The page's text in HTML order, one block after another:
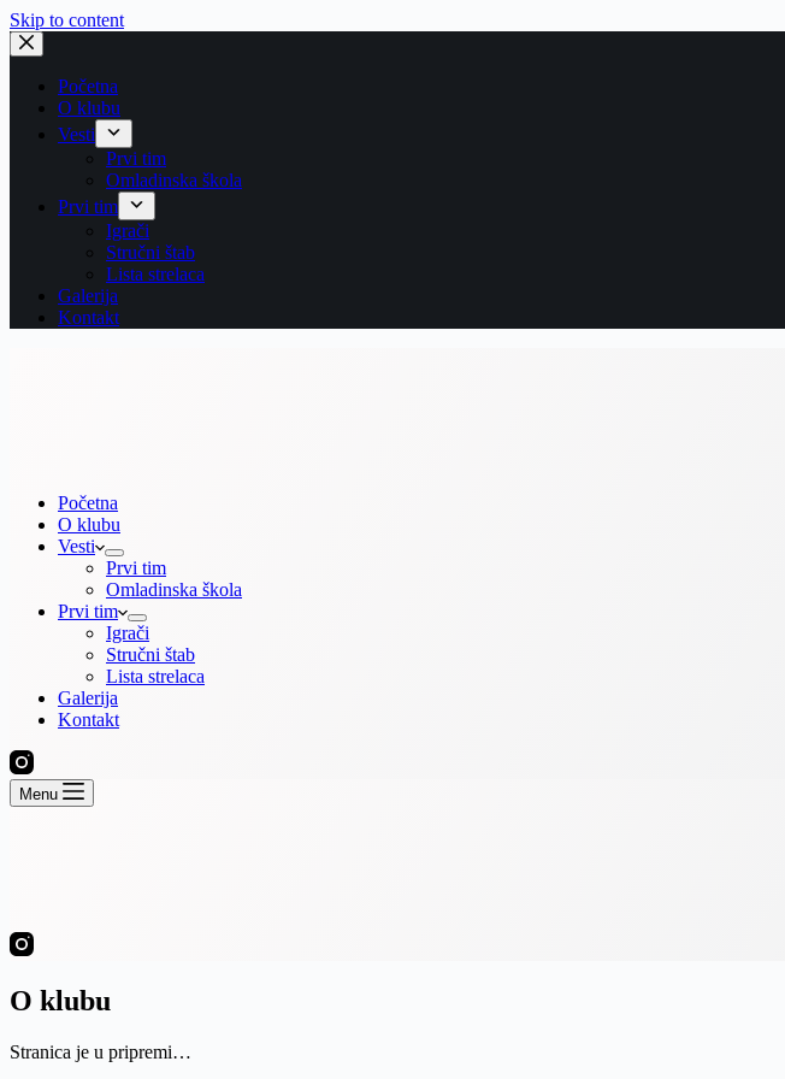
Skip to content
Početna
O klubu
Vesti
Prvi tim
Omladinska škola
Prvi tim
Igrači
Stručni štab
Lista strelaca
Galerija
Kontakt
Početna
O klubu
Vesti
Prvi tim
Omladinska škola
Prvi tim
Igrači
Stručni štab
Lista strelaca
Galerija
Kontakt
Menu
O klubu
Stranica je u pripremi…